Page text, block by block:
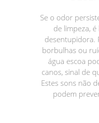
Se o odor
de limpeza,
desentupidora.
borbulhas ou
água escoa
canos, sinal de
Estes sons não
podem